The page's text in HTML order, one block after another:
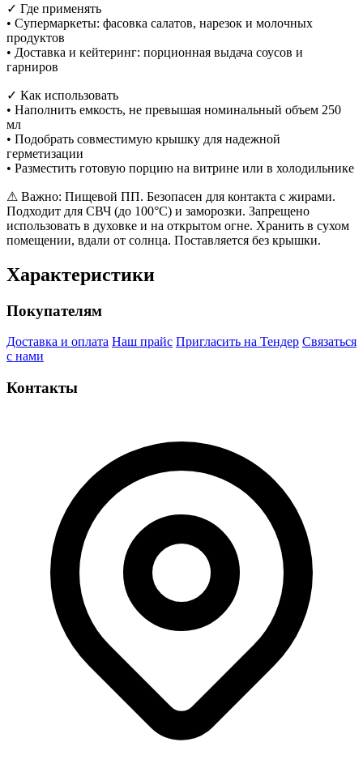
✓ Где применять
• Супермаркеты: фасовка салатов, нарезок и молочных
продуктов
• Доставка и кейтеринг: порционная выдача соусов и
гарниров
✓ Как использовать
• Наполнить емкость, не превышая номинальный объем 250
мл
• Подобрать совместимую крышку для надежной
герметизации
• Разместить готовую порцию на витрине или в холодильнике
⚠ Важно: Пищевой ПП. Безопасен для контакта с жирами.
Подходит для СВЧ (до 100°C) и заморозки. Запрещено
использовать в духовке и на открытом огне. Хранить в сухом
помещении, вдали от солнца. Поставляется без крышки.
Характеристики
Покупателям
Доставка и оплата Наш прайс Пригласить на Тендер Связаться
с нами
Контакты